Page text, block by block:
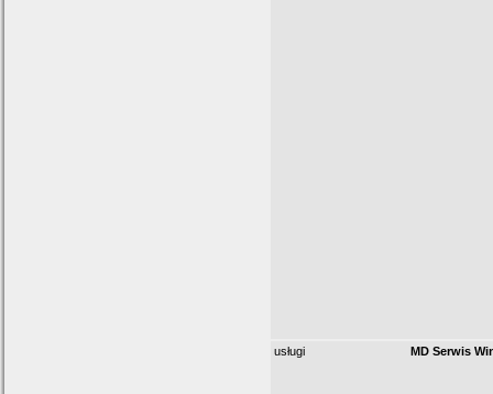
usługi MD Serwis